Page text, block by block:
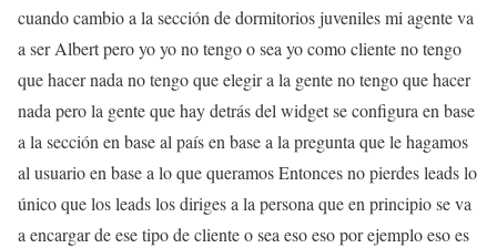
cuando cambio a la sección de dormitorios juveniles mi agente va
a ser Albert pero yo yo no tengo o sea yo como cliente no tengo
que hacer nada no tengo que elegir a la gente no tengo que hacer
nada pero la gente que hay detrás del widget se configura en base
a la sección en base al país en base a la pregunta que le hagamos
al usuario en base a lo que queramos Entonces no pierdes leads lo
único que los leads los diriges a la persona que en principio se va
a encargar de ese tipo de cliente o sea eso eso por ejemplo eso es